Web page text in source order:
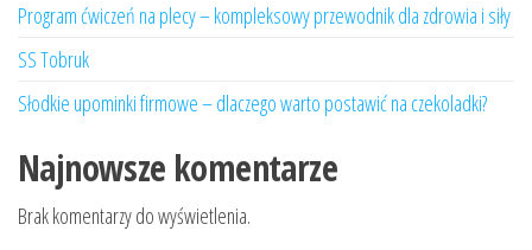
Program ćwiczeń na plecy – kompleksowy przewodnik dla zdrowia i siły
SS Tobruk
Słodkie upominki firmowe – dlaczego warto postawić na czekoladki?
Najnowsze komentarze
Brak komentarzy do wyświetlenia.